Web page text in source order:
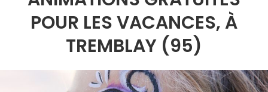
POUR LES VACANCES, À
TREMBLAY (95)